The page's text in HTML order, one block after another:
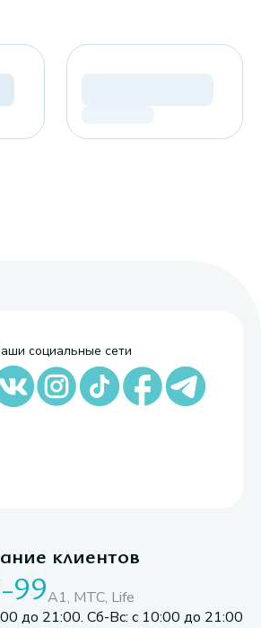
социальные сети
клиентов
99A1, МТС, Life
до 21:00. Сб-Вс: с 10:00 до 21:00